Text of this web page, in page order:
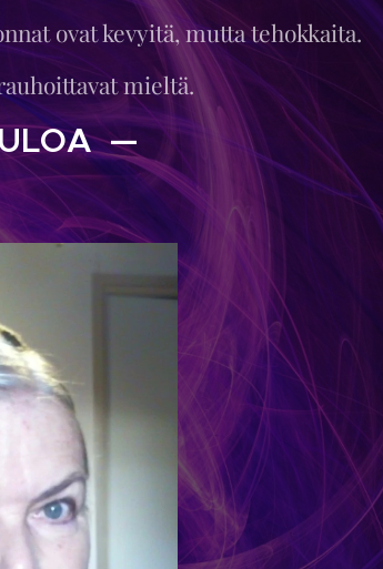
ovat kevyitä, mutta tehokkaita.
mieltä.
—